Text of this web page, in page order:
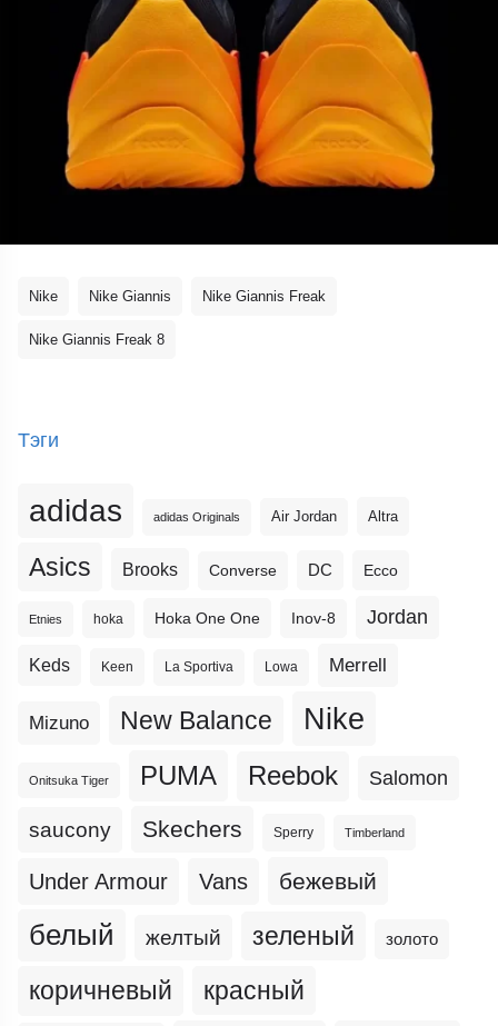
Nike Nike Giannis Nike Giannis Freak
Nike Giannis Freak 8
Тэги
adidas adidas Originals Air Jordan Altra
Asics Brooks Converse DC Ecco
Etnies hoka Hoka One One Inov-8 Jordan
Keds Keen La Sportiva Lowa Merrell
Mizuno New Balance Nike
Onitsuka Tiger PUMA Reebok Salomon
saucony Skechers Sperry Timberland
Under Armour Vans бежевый
белый желтый зеленый золото
коричневый красный